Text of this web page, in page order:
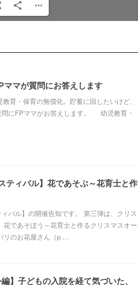
ママが質問にお答えします
育・保育の無償化。貯蓄に回したいけど、
にFPママがお答えします。 幼児教育・
ティバル】花であそぶ～花育士と作
バル】の開催告知です。 第三弾は、クリス
であそぼう～花育士と作るクリスマスオー
リのお花屋さん（p ...
】子どもの入院を経て気づいた、